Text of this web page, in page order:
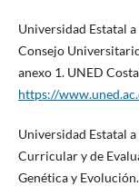
Universidad Estatal
Consejo
anexo 1. UNED
https://
Universidad Estatal
Curricular y de
Genética y Evolución.